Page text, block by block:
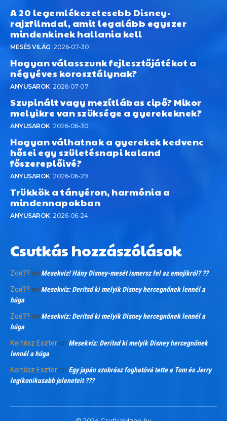
A 20 legemlékezetesebb Disney-
rajzfilmdal, amit legalább egyszer
mindenkinek hallania kell
MESÉS VILÁG 2026-07-30
Hogyan válasszunk fejlesztőjátékot a
négyéves korosztálynak?
ANYUSAROK 2026-07-07
Szupinált vagy mezítlábas cipő? Mikor
melyikre van szüksége a gyerekeknek?
ANYUSAROK 2026-06-30
Hogyan válhatnak a gyerekek kedvenc
hősei egy születésnapi kaland
főszereplőivé?
ANYUSAROK 2026-06-29
Trükkök a tányéron, harmónia a
mindennapokban
ANYUSAROK 2026-06-24
Csutkás hozzászólások
Zoé?? on Mesekvíz! Hány Disney-mesét ismersz fel az emojikról? ??
Zoé?? on Mesekvíz: Derítsd ki melyik Disney hercegnőnek lennél a
húga
Zoé?? on Mesekvíz: Derítsd ki melyik Disney hercegnőnek lennél a
húga
Kertész Eszter on Mesekvíz: Derítsd ki melyik Disney hercegnőnek
lennél a húga
Kertész Eszter on Egy japán szobrász foghatóvá tette a Tom és Jerry
legikonikusabb jeleneteit ???